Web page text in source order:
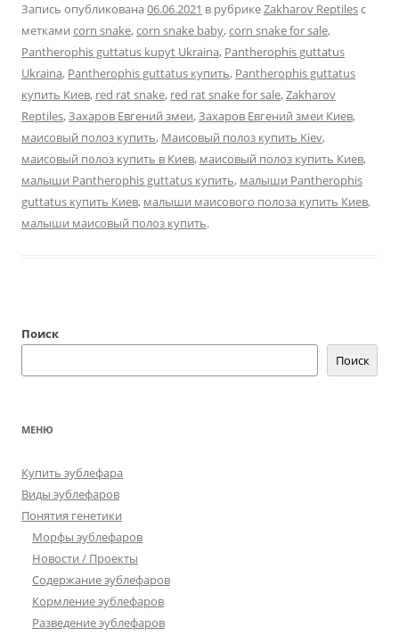
Запись опубликована06.06.2021 в рубрикеZakharov Reptilesс
метками corn snake,corn snake baby,corn snake for sale,
Pantherophis guttatus kupyt Ukraina, Pantherophis guttatus
Ukraina, Pantherophis guttatus купить, Pantherophis guttatus
купить Киев, red rat snake, red rat snake for sale,Zakharov
Reptiles,Захаров Евгений змеи,Захаров Евгений змеи Киев,
маисовый полоз купить, Маисовый полоз купить Kiev,
маисовый полоз купить в Киев, маисовый полоз купить Киев,
малыши Pantherophis guttatus купить, малыши Pantherophis
guttatus купить Киев, малыши маисового полоза купить Киев,
малыши маисовый полоз купить.
Поиск
Поиск
МЕНЮ
Купить эублефара
Виды эублефаров
Понятия генетики
Морфы эублефаров
Новости / Проекты
Содержание эублефаров
Кормление эублефаров
Разведение эублефаров